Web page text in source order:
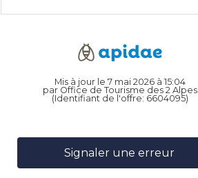
Mis à jour le 7 mai 2026 à 15:04
par Office de Tourisme des 2 Alpes
(Identifiant de l'offre: 6604095)
Signaler une erreur